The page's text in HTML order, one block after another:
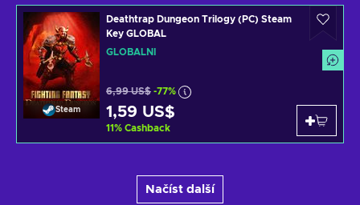
Steam
Deathtrap Dungeon Trilogy (PC) Steam
Key GLOBAL
GLOBÁLNÍ
6,99 US$ -77%
1,59 US$
11% Cashback
Načíst další